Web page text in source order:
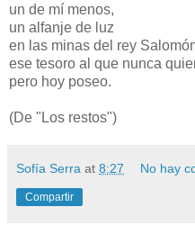
un de mí menos,
un alfanje de luz
en las minas del rey
ese tesoro al que nunca
pero hoy poseo.
(De "Los restos")
Sofía Serra at 8:27 No hay
Compartir